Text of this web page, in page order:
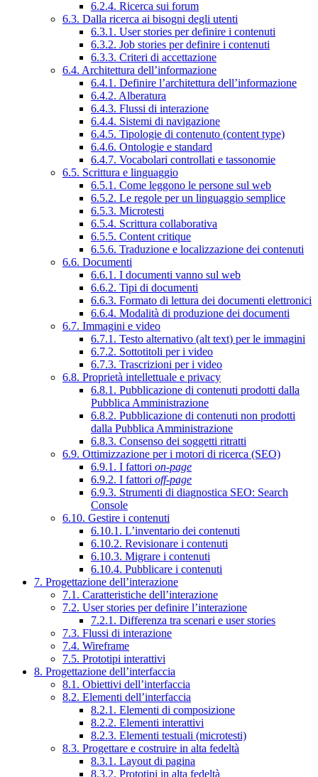
6.2.4. Ricerca sui forum
6.3. Dalla ricerca ai bisogni degli utenti
6.3.1. User stories per definire i contenuti
6.3.2. Job stories per definire i contenuti
6.3.3. Criteri di accettazione
6.4. Architettura dell’informazione
6.4.1. Definire l’architettura dell’informazione
6.4.2. Alberatura
6.4.3. Flussi di interazione
6.4.4. Sistemi di navigazione
6.4.5. Tipologie di contenuto (content type)
6.4.6. Ontologie e standard
6.4.7. Vocabolari controllati e tassonomie
6.5. Scrittura e linguaggio
6.5.1. Come leggono le persone sul web
6.5.2. Le regole per un linguaggio semplice
6.5.3. Microtesti
6.5.4. Scrittura collaborativa
6.5.5. Content critique
6.5.6. Traduzione e localizzazione dei contenuti
6.6. Documenti
6.6.1. I documenti vanno sul web
6.6.2. Tipi di documenti
6.6.3. Formato di lettura dei documenti elettronici
6.6.4. Modalità di produzione dei documenti
6.7. Immagini e video
6.7.1. Testo alternativo (alt text) per le immagini
6.7.2. Sottotitoli per i video
6.7.3. Trascrizioni per i video
6.8. Proprietà intellettuale e privacy
6.8.1. Pubblicazione di contenuti prodotti dalla
Pubblica Amministrazione
6.8.2. Pubblicazione di contenuti non prodotti
dalla Pubblica Amministrazione
6.8.3. Consenso dei soggetti ritratti
6.9. Ottimizzazione per i motori di ricerca (SEO)
6.9.1. I fattori on-page
6.9.2. I fattori off-page
6.9.3. Strumenti di diagnostica SEO: Search
Console
6.10. Gestire i contenuti
6.10.1. L’inventario dei contenuti
6.10.2. Revisionare i contenuti
6.10.3. Migrare i contenuti
6.10.4. Pubblicare i contenuti
7. Progettazione dell’interazione
7.1. Caratteristiche dell’interazione
7.2. User stories per definire l’interazione
7.2.1. Differenza tra scenari e user stories
7.3. Flussi di interazione
7.4. Wireframe
7.5. Prototipi interattivi
8. Progettazione dell’interfaccia
8.1. Obiettivi dell’interfaccia
8.2. Elementi dell’interfaccia
8.2.1. Elementi di composizione
8.2.2. Elementi interattivi
8.2.3. Elementi testuali (microtesti)
8.3. Progettare e costruire in alta fedeltà
8.3.1. Layout di pagina
8.3.2. Prototipi in alta fedeltà